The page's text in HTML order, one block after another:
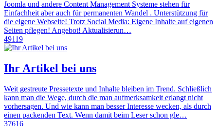
Joomla und andere Content Management Systeme stehen für
Einfachheit aber auch für permanenten Wandel . Unterstützung für
die eigene Webseite! Trotz Social Media: Eigene Inhalte auf eigenen
Seiten pflegen! Angebot! Aktualisierun…
49119
Ihr Artikel bei uns
Weit gestreute Pressetexte und Inhalte bleiben im Trend. Schließlich
kann man die Wege, durch die man aufmerksamkeit erlangt nicht
vorhersagen. Und wie kann man besser Interesse wecken, als durch
einen packenden Text. Wenn damit beim Leser schon gle…
37616